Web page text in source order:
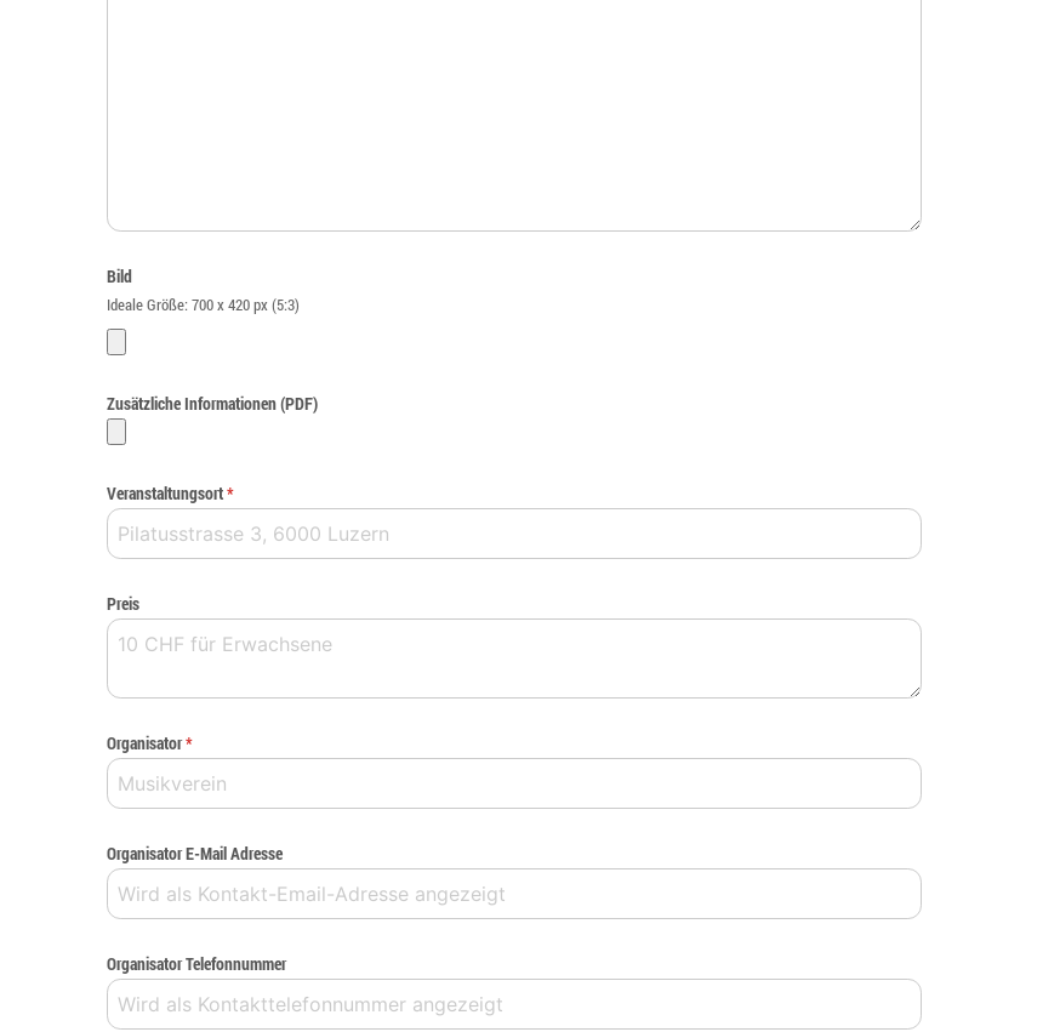
Bild
Ideale Größe: 700 x 420 px (5:3)
Zusätzliche Informationen (PDF)
Veranstaltungsort*
Preis
Organisator*
Organisator E-Mail Adresse
Organisator Telefonnummer